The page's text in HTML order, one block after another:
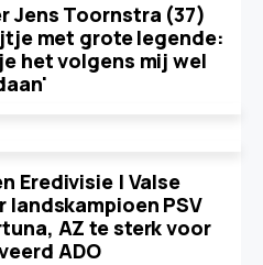
Jens Toornstra (37)
met grote legende:
het volgens mij wel
Eredivisie | Valse
landskampioen PSV
AZ te sterk voor
ADO